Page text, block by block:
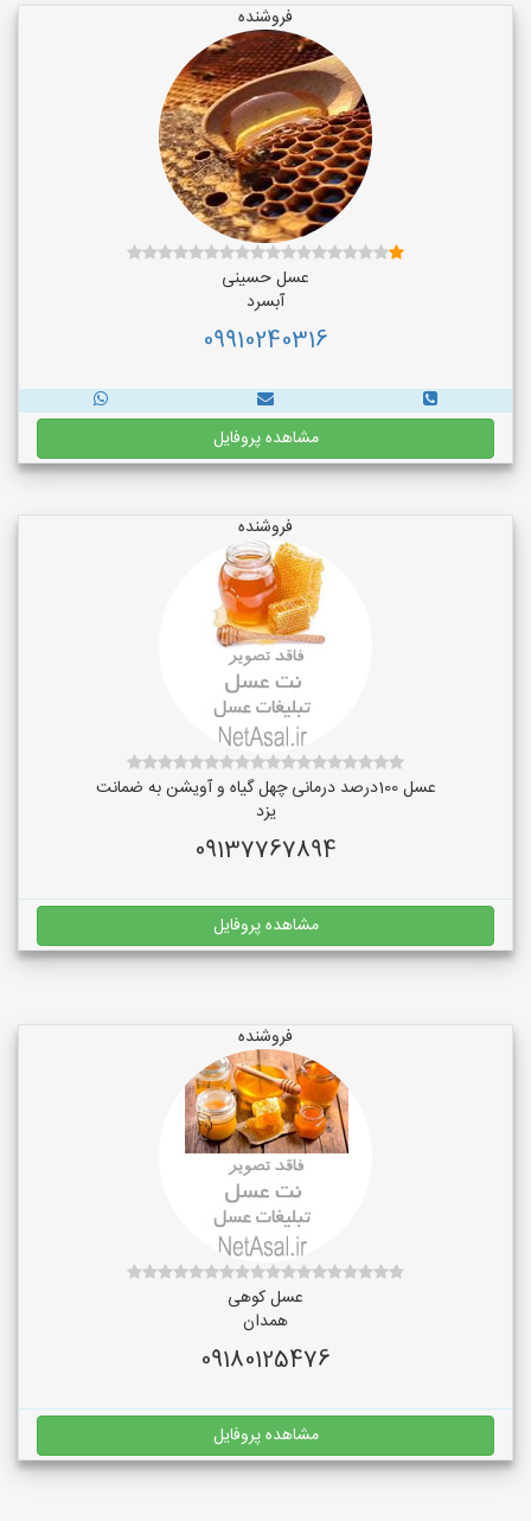
فروشنده
عسل حسینی
آبسرد
09910240316
مشاهده پروفایل
فروشنده
عسل 100درصد درمانی چهل گیاه و آویشن به ضمانت
یزد
09137767894
مشاهده پروفایل
فروشنده
عسل کوهی
همدان
09180125476
مشاهده پروفایل